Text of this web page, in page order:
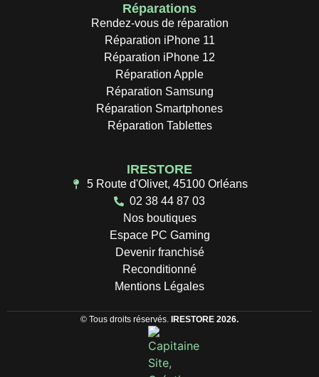
Réparations
Rendez-vous de réparation
Réparation iPhone 11
Réparation iPhone 12
Réparation Apple
Réparation Samsung
Réparation Smartphones
Réparation Tablettes
IRESTORE
5 Route d'Olivet, 45100 Orléans
02 38 44 87 03
Nos boutiques
Espace PC Gaming
Devenir franchisé
Reconditionné
Mentions Légales
© Tous droits réservés. IRESTORE 2026.